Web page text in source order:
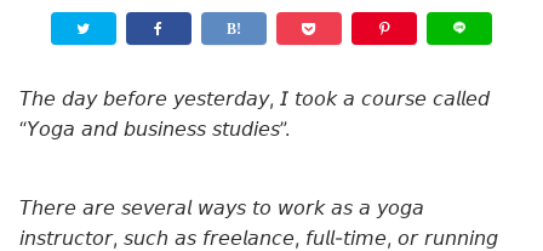
𝘛𝘩𝘦 𝘥𝘢𝘺 𝘣𝘦𝘧𝘰𝘳𝘦 𝘺𝘦𝘴𝘵𝘦𝘳𝘥𝘢𝘺, 𝘐 𝘵𝘰𝘰𝘬 𝘢 𝘤𝘰𝘶𝘳𝘴𝘦 𝘤𝘢𝘭𝘭𝘦𝘥
“𝘠𝘰𝘨𝘢 𝘢𝘯𝘥 𝘣𝘶𝘴𝘪𝘯𝘦𝘴𝘴 𝘴𝘵𝘶𝘥𝘪𝘦𝘴”.
𝘛𝘩𝘦𝘳𝘦 𝘢𝘳𝘦 𝘴𝘦𝘷𝘦𝘳𝘢𝘭 𝘸𝘢𝘺𝘴 𝘵𝘰 𝘸𝘰𝘳𝘬 𝘢𝘴 𝘢 𝘺𝘰𝘨𝘢
𝘪𝘯𝘴𝘵𝘳𝘶𝘤𝘵𝘰𝘳, 𝘴𝘶𝘤𝘩 𝘢𝘴 𝘧𝘳𝘦𝘦𝘭𝘢𝘯𝘤𝘦, 𝘧𝘶𝘭𝘭-𝘵𝘪𝘮𝘦, 𝘰𝘳 𝘳𝘶𝘯𝘯𝘪𝘯𝘨